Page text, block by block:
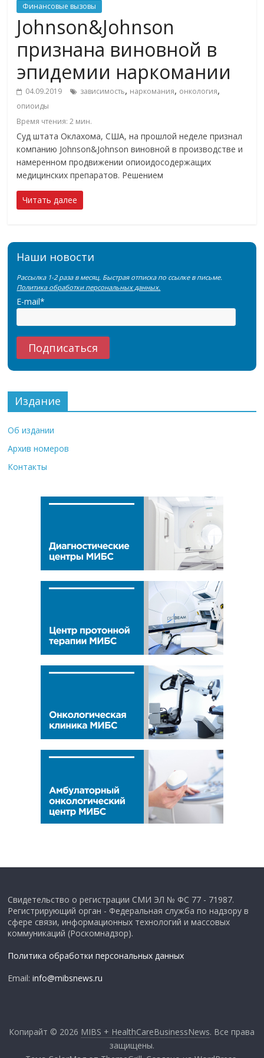
Финансовые вызовы
Johnson&Johnson
признана виновной в
эпидемии наркомании
04.09.2019 зависимость, наркомания, онкология,
опиоиды
Время чтения:2 мин.
Суд штата Оклахома, США, на прошлой неделе признал
компанию Johnson&Johnson виновной в производстве и
намеренном продвижении опиоидосодержащих
медицинских препаратов. Решением
Читать далее
Наши новости
Рассылка 1-2 раза в месяц. Быстрая отписка по ссылке в письме.
Политика обработки персональных данных.
E-mail*
Издание
Об издании
Архив номеров
Контакты
Свидетельство о регистрации СМИ ЭЛ № ФС 77 - 71987.
Регистрирующий орган - Федеральная служба по надзору в
сфере связи, информационных технологий и массовых
коммуникаций (Роскомнадзор).
Политика обработки персональных данных
Email:info@mibsnews.ru
Копирайт © 2026 MIBS + HealthCareBusinessNews. Все права
защищены.